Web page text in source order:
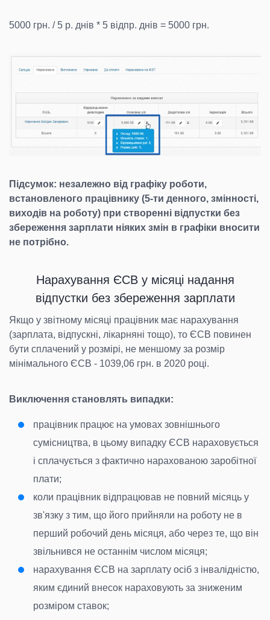
5000 грн. / 5 р. днів * 5 відпр. днів = 5000 грн.
Підсумок: незалежно від графіку роботи,
встановленого працівнику (5-ти денного, змінності,
виходів на роботу) при створенні відпустки без
збереження зарплати ніяких змін в графіки вносити
не потрібно.
Нарахування ЄСВ у місяці надання
відпустки без збереження зарплати
Якщо у звітному місяці працівник має нарахування
(зарплата, відпускні, лікарняні тощо), то ЄСВ повинен
бути сплачений у розмірі, не меншому за розмір
мінімального ЄСВ - 1039,06 грн. в 2020 році.
Виключення становлять випадки:
працівник працює на умовах зовнішнього
сумісництва, в цьому випадку ЄСВ нараховується
і сплачується з фактично нарахованою заробітної
плати;
коли працівник відпрацював не повний місяць у
зв'язку з тим, що його прийняли на роботу не в
перший робочий день місяця, або через те, що він
звільнився не останнім числом місяця;
нарахування ЄСВ на зарплату осіб з інвалідністю,
яким єдиний внесок нараховують за зниженим
розміром ставок;